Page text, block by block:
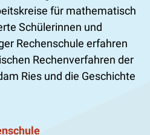
für mathematisch
Schülerinnen und
Rechenschule erfahren
Rechenverfahren der
Ries und die Geschichte